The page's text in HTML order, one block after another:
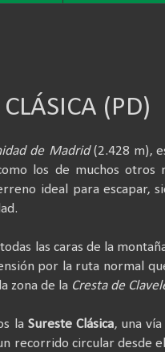
(PD)
de Madrid(2.428 m),
los de muchos otros
ideal para escapar,
las caras de la
por la ruta normal
zona de la Cresta de
la Sureste Clásica, una
recorrido circular desde el